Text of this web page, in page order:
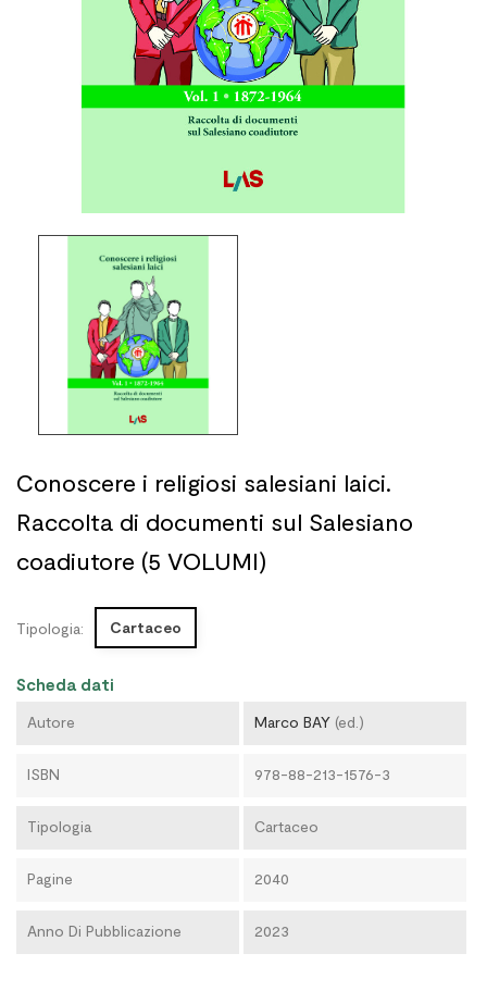
Conoscere i religiosi salesiani laici.
Raccolta di documenti sul Salesiano
coadiutore (5 VOLUMI)
Tipologia: Cartaceo
Scheda dati
Autore Marco BAY(ed.)
ISBN 978-88-213-1576-3
Tipologia Cartaceo
Pagine 2040
Anno Di Pubblicazione 2023